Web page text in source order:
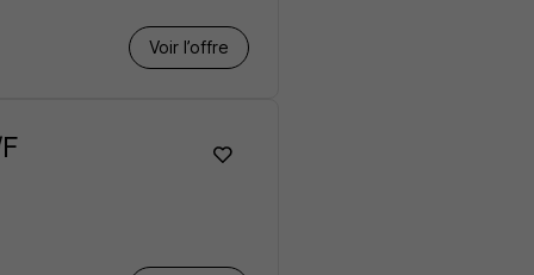
Voir l’offre